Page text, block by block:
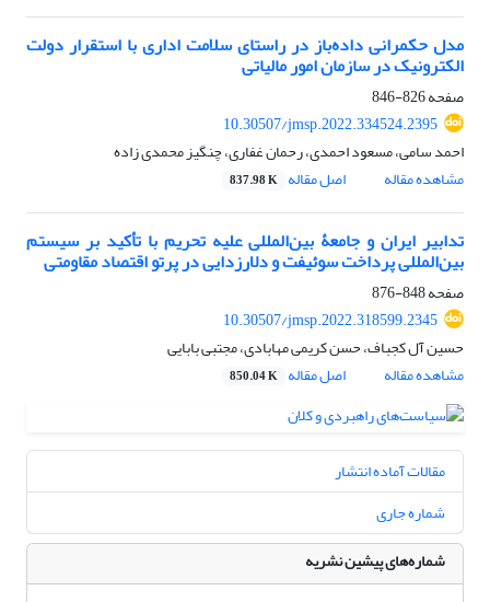
مدل حکمرانی داده‌باز در راستای سلامت اداری با استقرار دولت
الکترونیک در سازمان امور مالیاتی
صفحه826-846
10.30507/jmsp.2022.334524.2395
احمد سامی، مسعود احمدی، رحمان غفاری، چنگیز محمدی زاده
مشاهده مقاله
اصل مقاله 837.98 K
تدابیر ایران و جامعۀ بین‌المللی علیه تحریم با تأکید بر سیستم
بین‌المللی پرداخت سوئیفت و دلارزدایی در پرتو اقتصاد مقاومتی
صفحه848-876
10.30507/jmsp.2022.318599.2345
حسین آل کجباف، حسن کریمی مهابادی، مجتبی بابایی
مشاهده مقاله
اصل مقاله 850.04 K
مقالات آماده انتشار
شماره جاری
شماره‌های پیشین نشریه